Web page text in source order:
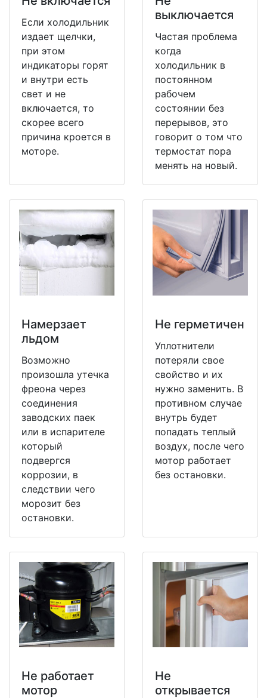
Если холодильник
издает щелчки,
при этом
индикаторы горят
и внутри есть
свет и не
включается, то
скорее всего
причина кроется в
моторе.
выключается
Частая проблема
когда
холодильник в
постоянном
рабочем
состоянии без
перерывов, это
говорит о том что
термостат пора
менять на новый.
Намерзает
льдом
Возможно
произошла утечка
фреона через
соединения
заводских паек
или в испарителе
который
подвергся
коррозии, в
следствии чего
морозит без
остановки.
Не герметичен
Уплотнители
потеряли свое
свойство и их
нужно заменить. В
противном случае
внутрь будет
попадать теплый
воздух, после чего
мотор работает
без остановки.
Не работает
мотор
Не
открывается